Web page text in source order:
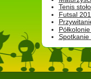
Tenis
Futsal